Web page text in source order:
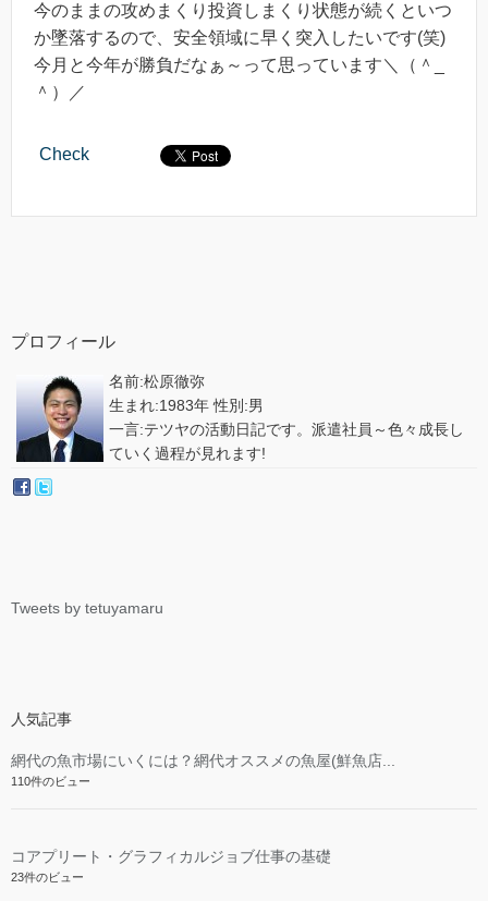
今のままの攻めまくり投資しまくり状態が続くといつ
か墜落するので、安全領域に早く突入したいです(笑)
今月と今年が勝負だなぁ～って思っています＼（＾_
＾）／
Check
プロフィール
名前:松原徹弥
生まれ:1983年 性別:男
一言:テツヤの活動日記です。派遣社員～色々成長し
ていく過程が見れます!
Tweets by tetuyamaru
人気記事
網代の魚市場にいくには？網代オススメの魚屋(鮮魚店...
110件のビュー
コアプリート・グラフィカルジョブ仕事の基礎
23件のビュー